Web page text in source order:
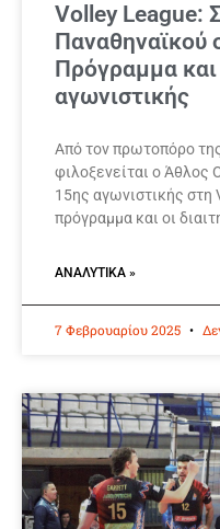
Volley League:
Παναθηναϊκού
Πρόγραμμα και
αγωνιστικής
Από τον πρωτοπόρο
φιλοξενείται ο Άθλος
15ης αγωνιστικής στη
πρόγραμμα και οι
ΑΝΑΛΥΤΙΚΆ »
7 Φεβρουαρίου 2025